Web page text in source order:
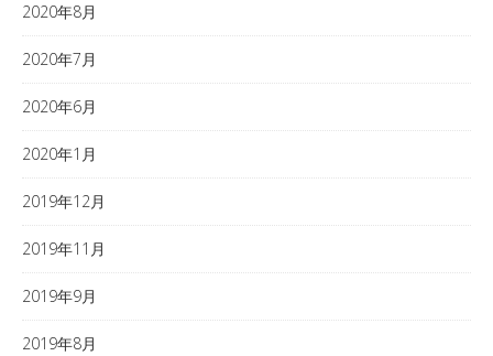
2020年8月
2020年7月
2020年6月
2020年1月
2019年12月
2019年11月
2019年9月
2019年8月